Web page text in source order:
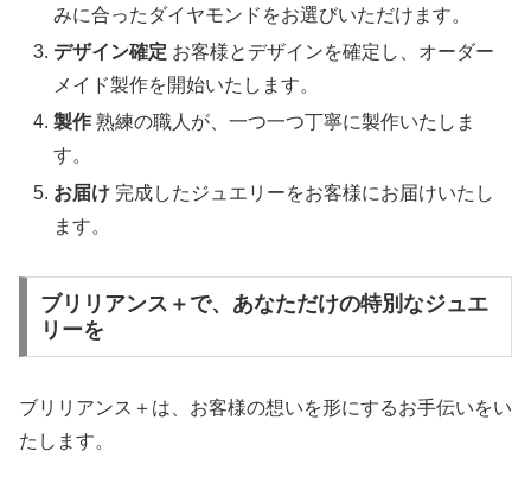
みに合ったダイヤモンドをお選びいただけます。
デザイン確定 お客様とデザインを確定し、オーダー
メイド製作を開始いたします。
製作 熟練の職人が、一つ一つ丁寧に製作いたしま
す。
お届け 完成したジュエリーをお客様にお届けいたし
ます。
ブリリアンス＋で、あなただけの特別なジュエ
リーを
ブリリアンス＋は、お客様の想いを形にするお手伝いをい
たします。